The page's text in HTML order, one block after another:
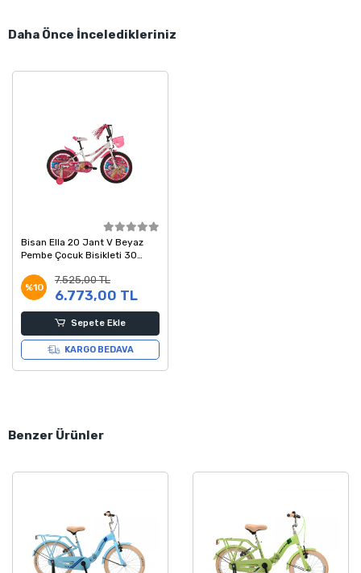
Daha Önce İnceledikleriniz
Bisan Ella 20 Jant V Beyaz
Pembe Çocuk Bisikleti 30
%10
7.525,00 TL
6.773,00 TL
Sepete Ekle
KARGO BEDAVA
Benzer Ürünler